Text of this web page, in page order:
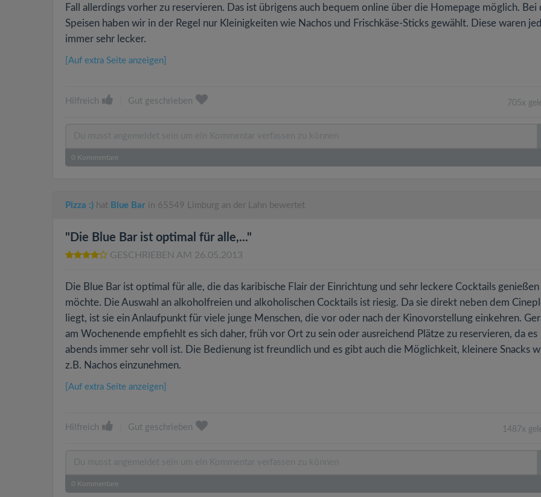
Fall allerdings vorher zu reservieren. Das ist übrigens auch bequem online über die Homepage möglich. Bei
Speisen haben wir in der Regel nur Kleinigkeiten wie Nachos und Frischkäse-Sticks gewählt. Diese waren
immer sehr lecker.
[Auf extra Seite anzeigen]
Hilfreich Gut geschrieben 705x
0 Kommentare
Pizza :) hat Blue Bar in 65549 Limburg an der Lahn bewertet
"Die Blue Bar ist optimal für alle,..."
GESCHRIEBEN AM 26.05.2013
Die Blue Bar ist optimal für alle, die das karibische Flair der Einrichtung und sehr leckere Cocktails genießen
möchte. Die Auswahl an alkoholfreien und alkoholischen Cocktails ist riesig. Da sie direkt neben dem
liegt, ist sie ein Anlaufpunkt für viele junge Menschen, die vor oder nach der Kinovorstellung einkehren.
am Wochenende empfiehlt es sich daher, früh vor Ort zu sein oder ausreichend Plätze zu reservieren, da es
abends immer sehr voll ist. Die Bedienung ist freundlich und es gibt auch die Möglichkeit, kleinere Snacks
z.B. Nachos einzunehmen.
[Auf extra Seite anzeigen]
Hilfreich Gut geschrieben 1487x
0 Kommentare